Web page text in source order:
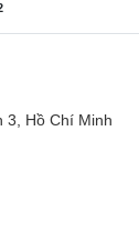
3, Hồ Chí Minh